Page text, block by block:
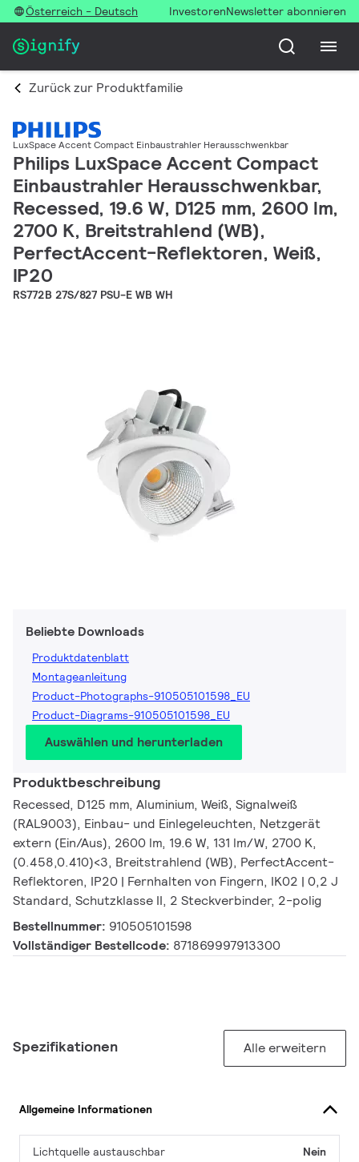
Österreich - Deutsch InvestorenNewsletter abonnieren
Zurück zur Produktfamilie
LuxSpace Accent Compact Einbaustrahler Herausschwenkbar
Philips LuxSpace Accent Compact
Einbaustrahler Herausschwenkbar,
Recessed, 19.6 W, D125 mm, 2600 lm,
2700 K, Breitstrahlend (WB),
PerfectAccent-Reflektoren, Weiß,
IP20
RS772B 27S/827 PSU-E WB WH
Beliebte Downloads
Produktdatenblatt
Montageanleitung
Product-Photographs-910505101598_EU
Product-Diagrams-910505101598_EU
Auswählen und herunterladen
Produktbeschreibung
Recessed, D125 mm, Aluminium, Weiß, Signalweiß
(RAL9003), Einbau- und Einlegeleuchten, Netzgerät
extern (Ein/Aus), 2600 lm, 19.6 W, 131 lm/W, 2700 K,
(0.458,0.410)<3, Breitstrahlend (WB), PerfectAccent-
Reflektoren, IP20 | Fernhalten von Fingern, IK02 | 0,2 J
Standard, Schutzklasse II, 2 Steckverbinder, 2-polig
Bestellnummer: 910505101598
Vollständiger Bestellcode: 871869997913300
Spezifikationen Alle erweitern
Allgemeine Informationen
Lichtquelle austauschbar Nein